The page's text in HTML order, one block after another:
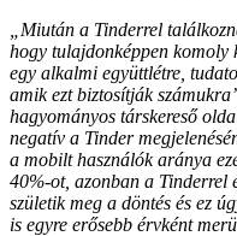
„Miután a Tinderrel
hogy tulajdonképpen komoly
egy alkalmi együttlétre,
amik ezt biztosítják
hagyományos társkereső
negatív a Tinder
a mobilt használók aránya
40%-ot, azonban a Tinderrel
születik meg a döntés és ez
is egyre erősebb érvként